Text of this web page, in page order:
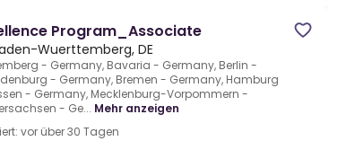
Program_Associate
Wuerttemberg, DE
- Germany, Bavaria - Germany, Berlin -
- Germany, Bremen - Germany, Hamburg
- Germany, Mecklenburg-Vorpommern -
- Ge... Mehr anzeigen
vor über 30 Tagen